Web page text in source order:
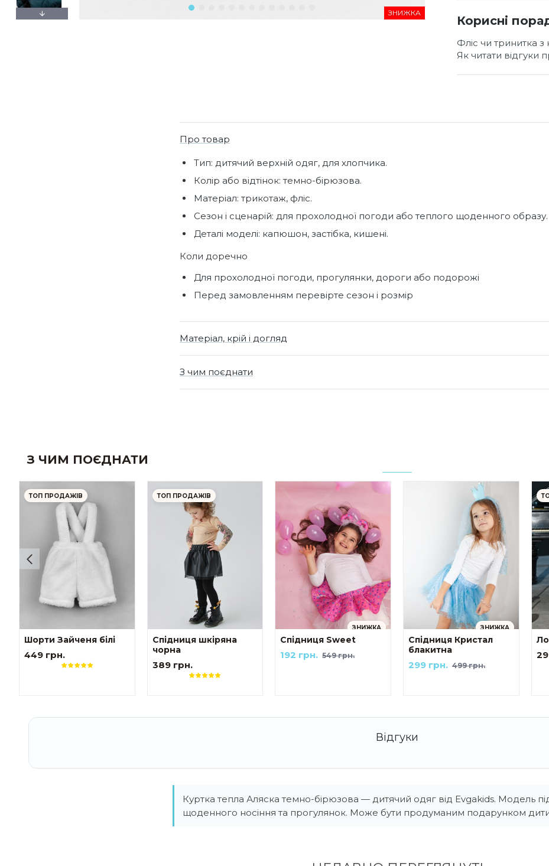
ЗНИЖКА
Корисні
Фліс чи тринитка
Як читати відгуки
Про товар
Тип: дитячий верхній одяг, для хлопчика.
Колір або відтінок: темно-бірюзова.
Матеріал: трикотаж, фліс.
Сезон і сценарій: для прохолодної погоди або теплого щоденного образу.
Деталі моделі: капюшон, застібка, кишені.
Коли доречно
Для прохолодної погоди, прогулянки, дороги або подорожі
Перед замовленням перевірте сезон і розмір
Матеріал, крій і догляд
З чим поєднати
З ЧИМ ПОЄДНАТИ
ТОП ПРОДАЖІВ
Шорти Зайченя білі
449 грн.
ТОП ПРОДАЖІВ
Спідниця шкіряна
чорна
389 грн.
ЗНИЖКА
Спідниця Sweet
549 грн.
192 грн.
ЗНИЖКА
Спідниця Кристал
блакитна
499 грн.
299 грн.
Куртка тепла Аляска темно-бірюзова — дитячий одяг від Evgakids. Модель
щоденного носіння та прогулянок. Може бути продуманим подарунком